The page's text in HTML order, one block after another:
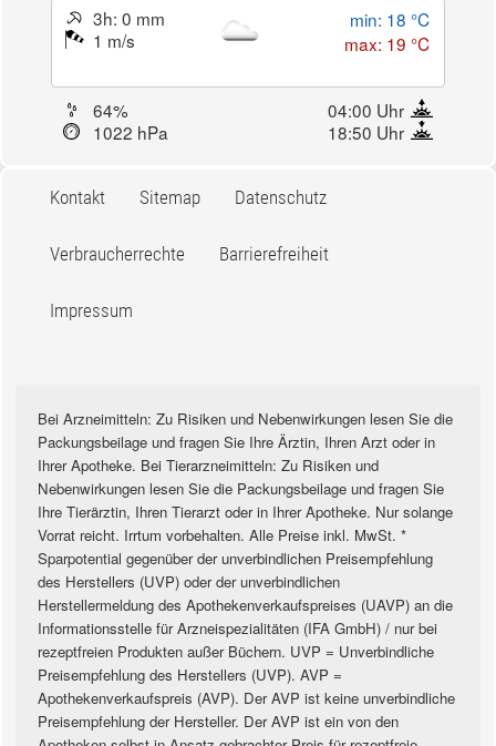
3h: 0 mm
1 m/s
min: 18 °C
max: 19 °C
64%
04:00 Uhr
1022 hPa
18:50 Uhr
Kontakt Sitemap Datenschutz
Verbraucherrechte Barrierefreiheit
Impressum
Bei Arzneimitteln: Zu Risiken und Nebenwirkungen lesen Sie die
Packungsbeilage und fragen Sie Ihre Ärztin, Ihren Arzt oder in
Ihrer Apotheke. Bei Tierarzneimitteln: Zu Risiken und
Nebenwirkungen lesen Sie die Packungsbeilage und fragen Sie
Ihre Tierärztin, Ihren Tierarzt oder in Ihrer Apotheke. Nur solange
Vorrat reicht. Irrtum vorbehalten. Alle Preise inkl. MwSt. *
Sparpotential gegenüber der unverbindlichen Preisempfehlung
des Herstellers (UVP) oder der unverbindlichen
Herstellermeldung des Apothekenverkaufspreises (UAVP) an die
Informationsstelle für Arzneispezialitäten (IFA GmbH) / nur bei
rezeptfreien Produkten außer Büchern. UVP = Unverbindliche
Preisempfehlung des Herstellers (UVP). AVP =
Apothekenverkaufspreis (AVP). Der AVP ist keine unverbindliche
Preisempfehlung der Hersteller. Der AVP ist ein von den